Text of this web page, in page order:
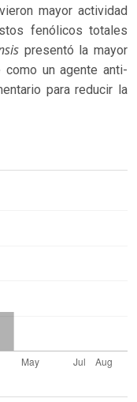
mayor actividad
fenólicos totales
presentó la mayor
un agente anti-
para reducir la